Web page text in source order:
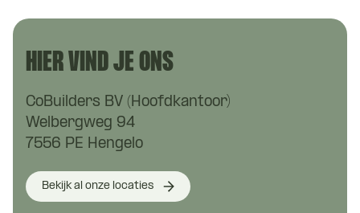
HIER VIND JE ONS
CoBuilders BV (Hoofdkantoor)
Welbergweg 94
7556 PE Hengelo
Bekijk al onze locaties